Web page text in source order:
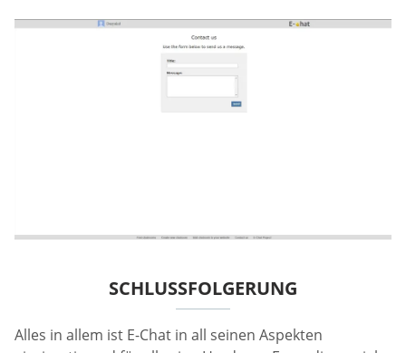
SCHLUSSFOLGERUNG
Alles in allem ist E-Chat in all seinen Aspekten